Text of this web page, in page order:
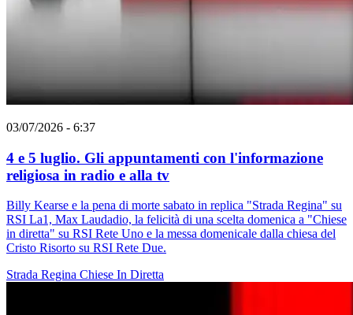
03/07/2026 - 6:37
4 e 5 luglio. Gli appuntamenti con l'informazione
religiosa in radio e alla tv
Billy Kearse e la pena di morte sabato in replica "Strada Regina" su
RSI La1, Max Laudadio, la felicità di una scelta domenica a "Chiese
in diretta" su RSI Rete Uno e la messa domenicale dalla chiesa del
Cristo Risorto su RSI Rete Due.
Strada Regina Chiese In Diretta